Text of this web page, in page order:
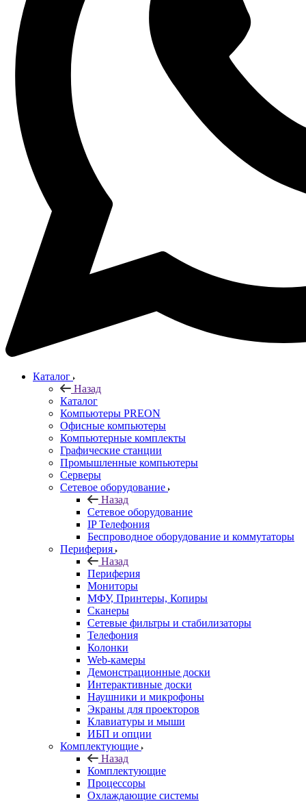
Каталог
Назад
Каталог
Компьютеры PREON
Офисные компьютеры
Компьютерные комплекты
Графические станции
Промышленные компьютеры
Серверы
Сетевое оборудование
Назад
Сетевое оборудование
IP Телефония
Беспроводное оборудование и коммутаторы
Периферия
Назад
Периферия
Мониторы
МФУ, Принтеры, Копиры
Сканеры
Сетевые фильтры и стабилизаторы
Телефония
Колонки
Web-камеры
Демонстрационные доски
Интерактивные доски
Наушники и микрофоны
Экраны для проекторов
Клавиатуры и мыши
ИБП и опции
Комплектующие
Назад
Комплектующие
Процессоры
Охлаждающие системы